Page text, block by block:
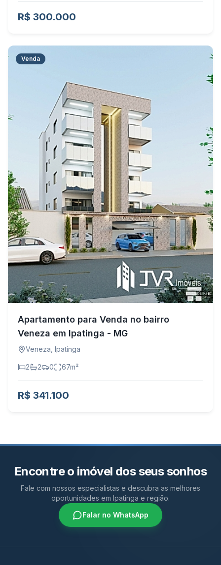
R$ 300.000
Venda
Apartamento para Venda no bairro
Veneza em Ipatinga - MG
Veneza Ipatinga
2 2 0 67m²
R$ 341.100
Encontre o imóvel dos seus sonhos
Fale com nossos especialistas e descubra as melhores
oportunidades em Ipatinga e região.
Falar no WhatsApp